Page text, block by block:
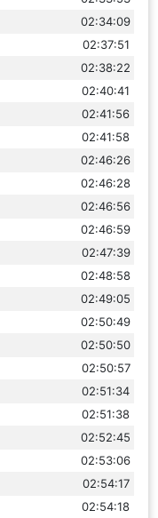
02:34:09
02:37:51
02:38:22
02:40:41
02:41:56
02:41:58
02:46:26
02:46:28
02:46:56
02:46:59
02:47:39
02:48:58
02:49:05
02:50:49
02:50:50
02:50:57
02:51:34
02:51:38
02:52:45
02:53:06
02:54:17
02:54:18